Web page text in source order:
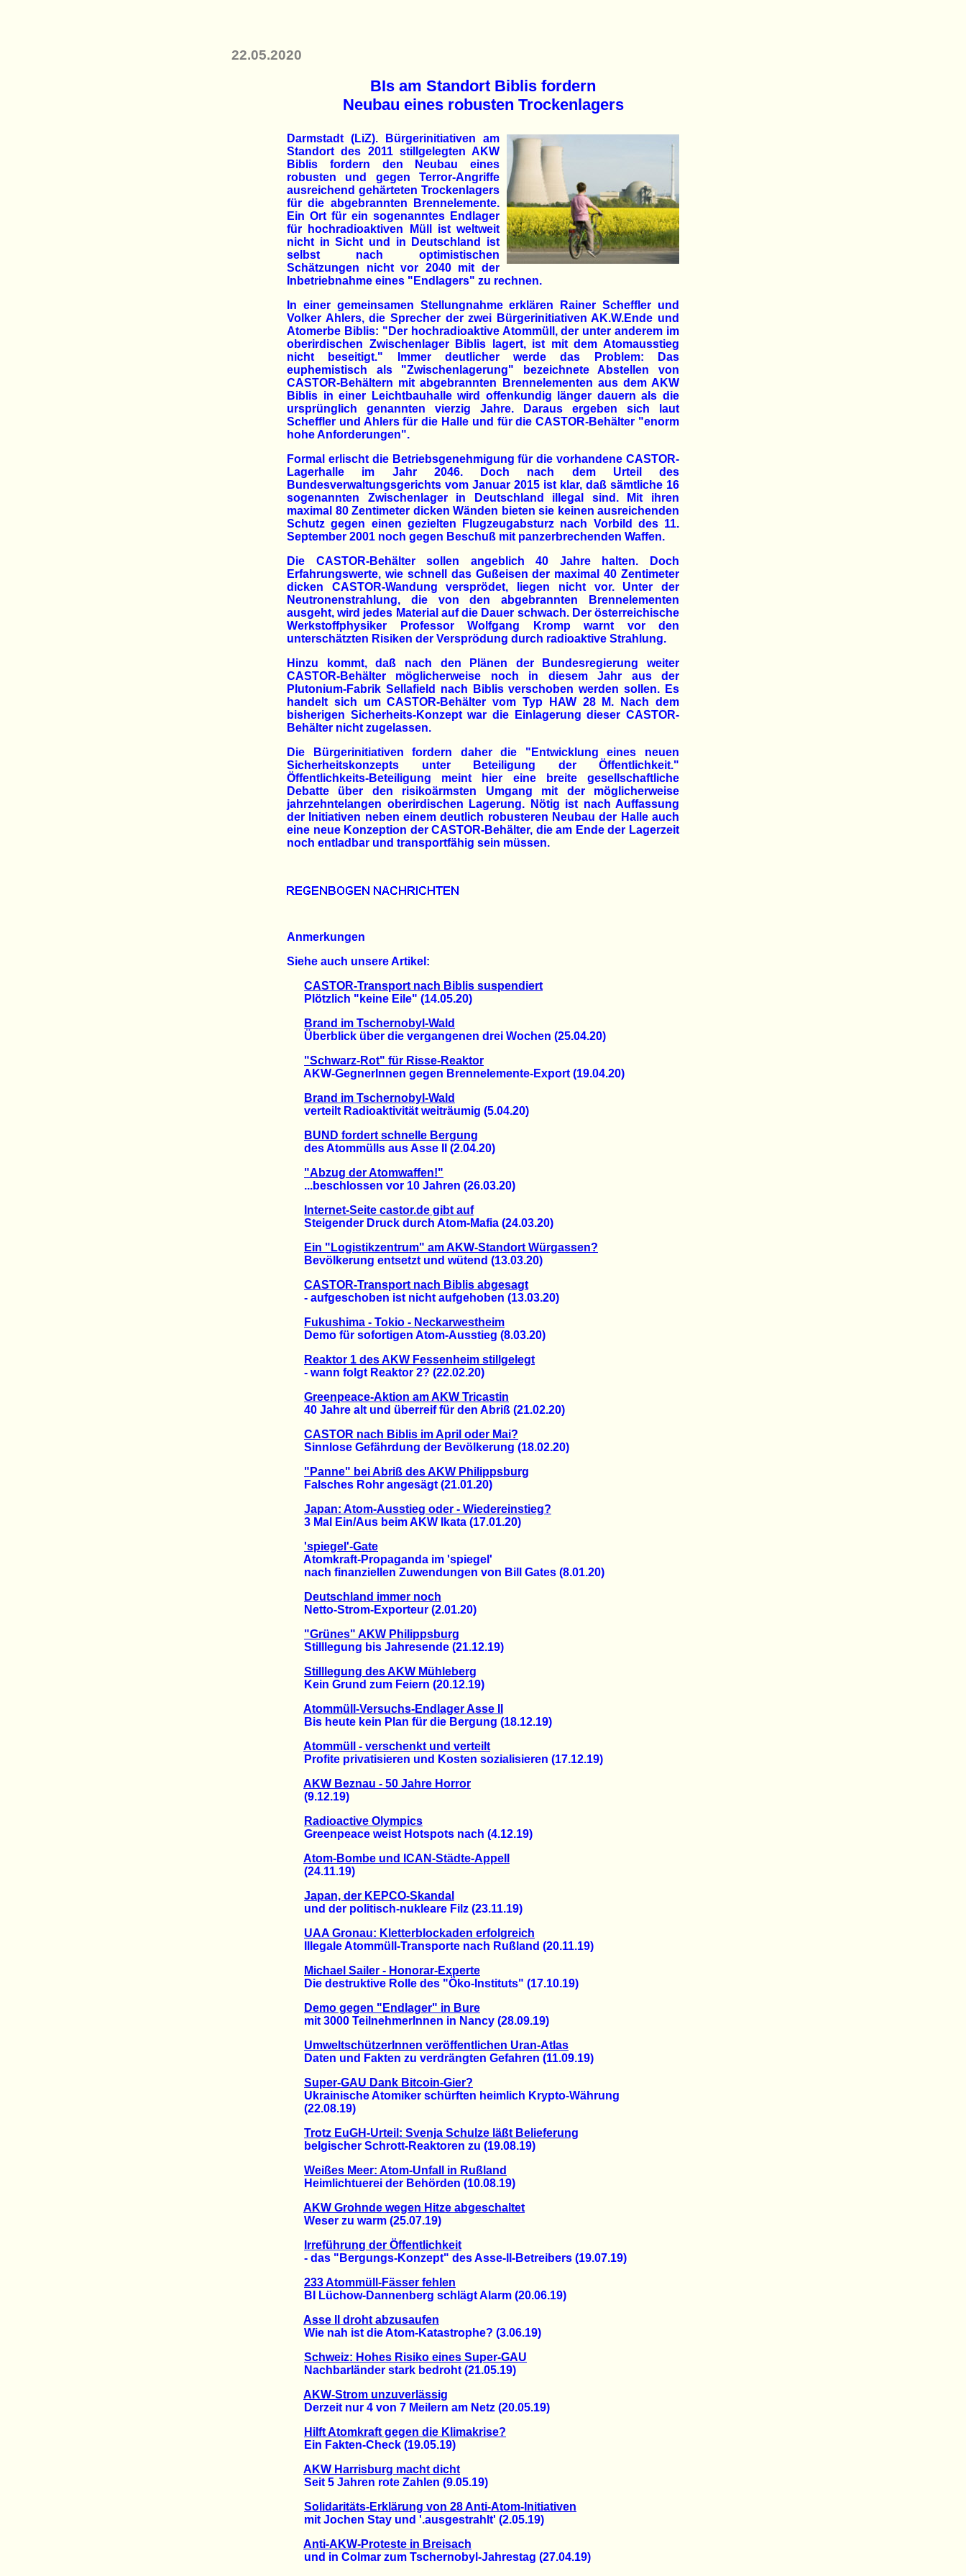
22.05.2020
BIs am Standort Biblis fordern
Neubau eines robusten Trockenlagers
Darmstadt (LiZ). Bürgerinitiativen am
Standort des 2011 stillgelegten AKW
Biblis fordern den Neubau eines
robusten und gegen Terror-Angriffe
ausreichend gehärteten Trockenlagers
für die abgebrannten Brennelemente.
Ein Ort für ein sogenanntes Endlager
für hochradioaktiven Müll ist weltweit
nicht in Sicht und in Deutschland ist
selbst nach optimistischen
Schätzungen nicht vor 2040 mit der
Inbetriebnahme eines "Endlagers" zu rechnen.
In einer gemeinsamen Stellungnahme erklären Rainer Scheffler und
Volker Ahlers, die Sprecher der zwei Bürgerinitiativen AK.W.Ende und
Atomerbe Biblis: "Der hochradioaktive Atommüll, der unter anderem im
oberirdischen Zwischenlager Biblis lagert, ist mit dem Atomausstieg
nicht beseitigt." Immer deutlicher werde das Problem: Das
euphemistisch als "Zwischenlagerung" bezeichnete Abstellen von
CASTOR-Behältern mit abgebrannten Brennelementen aus dem AKW
Biblis in einer Leichtbauhalle wird offenkundig länger dauern als die
ursprünglich genannten vierzig Jahre. Daraus ergeben sich laut
Scheffler und Ahlers für die Halle und für die CASTOR-Behälter "enorm
hohe Anforderungen".
Formal erlischt die Betriebsgenehmigung für die vorhandene CASTOR-
Lagerhalle im Jahr 2046. Doch nach dem Urteil des
Bundesverwaltungsgerichts vom Januar 2015 ist klar, daß sämtliche 16
sogenannten Zwischenlager in Deutschland illegal sind. Mit ihren
maximal 80 Zentimeter dicken Wänden bieten sie keinen ausreichenden
Schutz gegen einen gezielten Flugzeugabsturz nach Vorbild des 11.
September 2001 noch gegen Beschuß mit panzerbrechenden Waffen.
Die CASTOR-Behälter sollen angeblich 40 Jahre halten. Doch
Erfahrungswerte, wie schnell das Gußeisen der maximal 40 Zentimeter
dicken CASTOR-Wandung versprödet, liegen nicht vor. Unter der
Neutronenstrahlung, die von den abgebrannten Brennelementen
ausgeht, wird jedes Material auf die Dauer schwach. Der österreichische
Werkstoffphysiker Professor Wolfgang Kromp warnt vor den
unterschätzten Risiken der Versprödung durch radioaktive Strahlung.
Hinzu kommt, daß nach den Plänen der Bundesregierung weiter
CASTOR-Behälter möglicherweise noch in diesem Jahr aus der
Plutonium-Fabrik Sellafield nach Biblis verschoben werden sollen. Es
handelt sich um CASTOR-Behälter vom Typ HAW 28 M. Nach dem
bisherigen Sicherheits-Konzept war die Einlagerung dieser CASTOR-
Behälter nicht zugelassen.
Die Bürgerinitiativen fordern daher die "Entwicklung eines neuen
Sicherheitskonzepts unter Beteiligung der Öffentlichkeit."
Öffentlichkeits-Beteiligung meint hier eine breite gesellschaftliche
Debatte über den risikoärmsten Umgang mit der möglicherweise
jahrzehntelangen oberirdischen Lagerung. Nötig ist nach Auffassung
der Initiativen neben einem deutlich robusteren Neubau der Halle auch
eine neue Konzeption der CASTOR-Behälter, die am Ende der Lagerzeit
noch entladbar und transportfähig sein müssen.
Anmerkungen
Siehe auch unsere Artikel:
CASTOR-Transport nach Biblis suspendiert
Plötzlich "keine Eile" (14.05.20)
Brand im Tschernobyl-Wald
Überblick über die vergangenen drei Wochen (25.04.20)
"Schwarz-Rot" für Risse-Reaktor
AKW-GegnerInnen gegen Brennelemente-Export (19.04.20)
Brand im Tschernobyl-Wald
verteilt Radioaktivität weiträumig (5.04.20)
BUND fordert schnelle Bergung
des Atommülls aus Asse II (2.04.20)
"Abzug der Atomwaffen!"
...beschlossen vor 10 Jahren (26.03.20)
Internet-Seite castor.de gibt auf
Steigender Druck durch Atom-Mafia (24.03.20)
Ein "Logistikzentrum" am AKW-Standort Würgassen?
Bevölkerung entsetzt und wütend (13.03.20)
CASTOR-Transport nach Biblis abgesagt
- aufgeschoben ist nicht aufgehoben (13.03.20)
Fukushima - Tokio - Neckarwestheim
Demo für sofortigen Atom-Ausstieg (8.03.20)
Reaktor 1 des AKW Fessenheim stillgelegt
- wann folgt Reaktor 2? (22.02.20)
Greenpeace-Aktion am AKW Tricastin
40 Jahre alt und überreif für den Abriß (21.02.20)
CASTOR nach Biblis im April oder Mai?
Sinnlose Gefährdung der Bevölkerung (18.02.20)
"Panne" bei Abriß des AKW Philippsburg
Falsches Rohr angesägt (21.01.20)
Japan: Atom-Ausstieg oder - Wiedereinstieg?
3 Mal Ein/Aus beim AKW Ikata (17.01.20)
'spiegel'-Gate
Atomkraft-Propaganda im 'spiegel'
nach finanziellen Zuwendungen von Bill Gates (8.01.20)
Deutschland immer noch
Netto-Strom-Exporteur (2.01.20)
"Grünes" AKW Philippsburg
Stilllegung bis Jahresende (21.12.19)
Stilllegung des AKW Mühleberg
Kein Grund zum Feiern (20.12.19)
Atommüll-Versuchs-Endlager Asse II
Bis heute kein Plan für die Bergung (18.12.19)
Atommüll - verschenkt und verteilt
Profite privatisieren und Kosten sozialisieren (17.12.19)
AKW Beznau - 50 Jahre Horror
(9.12.19)
Radioactive Olympics
Greenpeace weist Hotspots nach (4.12.19)
Atom-Bombe und ICAN-Städte-Appell
(24.11.19)
Japan, der KEPCO-Skandal
und der politisch-nukleare Filz (23.11.19)
UAA Gronau: Kletterblockaden erfolgreich
Illegale Atommüll-Transporte nach Rußland (20.11.19)
Michael Sailer - Honorar-Experte
Die destruktive Rolle des "Öko-Instituts" (17.10.19)
Demo gegen "Endlager" in Bure
mit 3000 TeilnehmerInnen in Nancy (28.09.19)
UmweltschützerInnen veröffentlichen Uran-Atlas
Daten und Fakten zu verdrängten Gefahren (11.09.19)
Super-GAU Dank Bitcoin-Gier?
Ukrainische Atomiker schürften heimlich Krypto-Währung
(22.08.19)
Trotz EuGH-Urteil: Svenja Schulze läßt Belieferung
belgischer Schrott-Reaktoren zu (19.08.19)
Weißes Meer: Atom-Unfall in Rußland
Heimlichtuerei der Behörden (10.08.19)
AKW Grohnde wegen Hitze abgeschaltet
Weser zu warm (25.07.19)
Irreführung der Öffentlichkeit
- das "Bergungs-Konzept" des Asse-II-Betreibers (19.07.19)
233 Atommüll-Fässer fehlen
BI Lüchow-Dannenberg schlägt Alarm (20.06.19)
Asse II droht abzusaufen
Wie nah ist die Atom-Katastrophe? (3.06.19)
Schweiz: Hohes Risiko eines Super-GAU
Nachbarländer stark bedroht (21.05.19)
AKW-Strom unzuverlässig
Derzeit nur 4 von 7 Meilern am Netz (20.05.19)
Hilft Atomkraft gegen die Klimakrise?
Ein Fakten-Check (19.05.19)
AKW Harrisburg macht dicht
Seit 5 Jahren rote Zahlen (9.05.19)
Solidaritäts-Erklärung von 28 Anti-Atom-Initiativen
mit Jochen Stay und '.ausgestrahlt' (2.05.19)
Anti-AKW-Proteste in Breisach
und in Colmar zum Tschernobyl-Jahrestag (27.04.19)